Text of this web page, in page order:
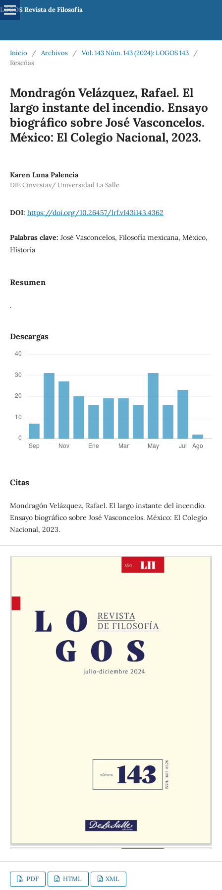
LOGOS Revista de Filosofía
Inicio / Archivos / Vol. 143 Núm. 143 (2024): LOGOS 143
/
Reseñas
Mondragón Velázquez, Rafael. El
largo instante del incendio. Ensayo
biográfico sobre José Vasconcelos.
México: El Colegio Nacional, 2023.
Karen Luna Palencia
DIE Cinvestav/ Universidad La Salle
DOI: https://doi.org/10.26457/lrf.v143i143.4362
Palabras clave: José Vasconcelos, Filosofía mexicana, México,
Historia
Resumen
.
Descargas
Citas
Mondragón Velázquez, Rafael. El largo instante del incendio.
Ensayo biográfico sobre José Vasconcelos. México: El Colegio
Nacional, 2023.
PDF HTML XML